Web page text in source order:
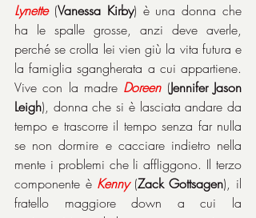
Lynette (Vanessa Kirby) è una donna che
ha le spalle grosse, anzi deve averle,
perché se crolla lei vien giù la vita futura e
la famiglia sgangherata a cui appartiene.
Vive con la madre Doreen (Jennifer Jason
Leigh), donna che si è lasciata andare da
tempo e trascorre il tempo senza far nulla
se non dormire e cacciare indietro nella
mente i problemi che li affliggono. Il terzo
componente è Kenny (Zack Gottsagen), il
fratello maggiore down a cui la